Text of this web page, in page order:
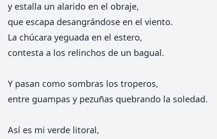
y estalla un alarido en el obraje,
que escapa desangrándose en el viento.
La chúcara yeguada en el estero,
contesta a los relinchos de un bagual.
Y pasan como sombras los troperos,
entre guampas y pezuñas quebrando la soledad.
Así es mi verde litoral,